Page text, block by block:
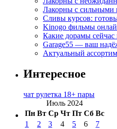
Лакорны с сильными
Сливы курсов:
Kinogo фильмы
Какие дорамы сейчас
Garage55 — ваш
Актуальный
Интересное
чат рулетка 18+ пары
Июль 2024
Пн Вт Ср Чт Пт Сб Вс
1
2 3 4 5 6 7